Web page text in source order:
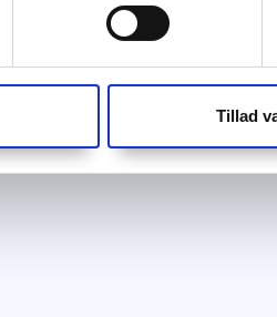
Tillad